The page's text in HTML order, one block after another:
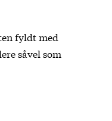
fyldt med
såvel som